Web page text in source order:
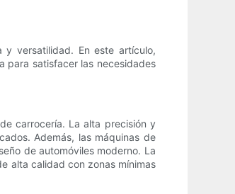
versatilidad. En este artículo,
para satisfacer las necesidades
carrocería. La alta precisión y
Además, las máquinas de
de automóviles moderno. La
alta calidad con zonas mínimas